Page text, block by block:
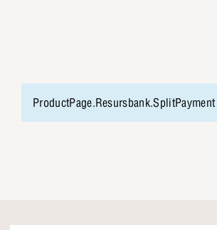
ProductPage.Resursbank.SplitPayment